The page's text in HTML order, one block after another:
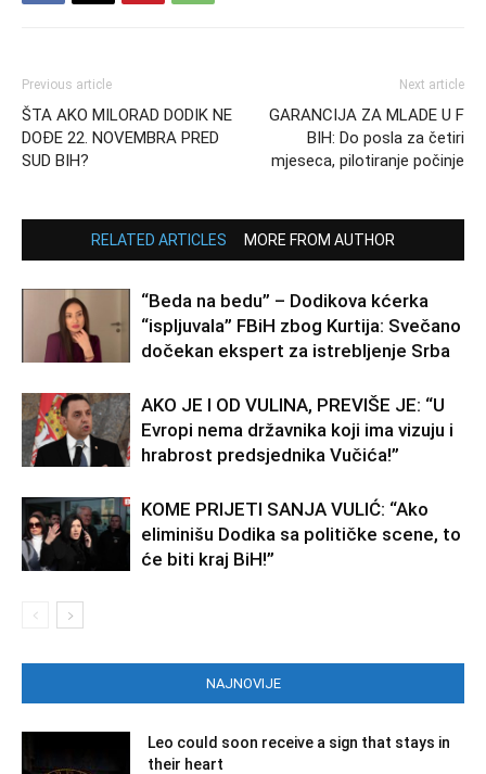
Previous article
ŠTA AKO MILORAD DODIK NE
DOĐE 22. NOVEMBRA PRED
SUD BIH?
Next article
GARANCIJA ZA MLADE U F
BIH: Do posla za četiri
mjeseca, pilotiranje počinje
RELATED ARTICLES MORE FROM AUTHOR
“Beda na bedu” – Dodikova kćerka
“ispljuvala” FBiH zbog Kurtija: Svečano
dočekan ekspert za istrebljenje Srba
AKO JE I OD VULINA, PREVIŠE JE: “U
Evropi nema državnika koji ima vizuju i
hrabrost predsjednika Vučića!”
KOME PRIJETI SANJA VULIĆ: “Ako
eliminišu Dodika sa političke scene, to
će biti kraj BiH!”
NAJNOVIJE
Leo could soon receive a sign that stays in
their heart